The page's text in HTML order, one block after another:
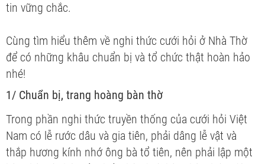
tin vững chắc.
Cùng tìm hiểu thêm về nghi thức cưới hỏi ở Nhà Thờ
để có những khâu chuẩn bị và tổ chức thật hoàn hảo
nhé!
1/ Chuẩn bị, trang hoàng bàn thờ
Trong phần nghi thức truyền thống của cưới hỏi Việt
Nam có lễ rước dâu và gia tiên, phải dâng lễ vật và
thắp hương kính nhớ ông bà tổ tiên, nên phải lập một